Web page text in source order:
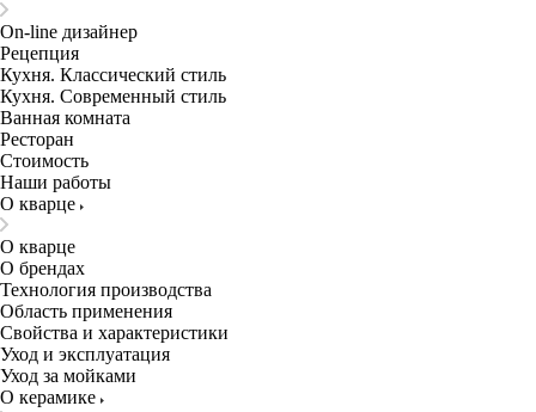
On-line дизайнер
Рецепция
Кухня. Классический стиль
Кухня. Современный стиль
Ванная комната
Ресторан
Стоимость
Наши работы
О кварце
О кварце
О брендах
Технология производства
Область применения
Свойства и характеристики
Уход и эксплуатация
Уход за мойками
О керамике